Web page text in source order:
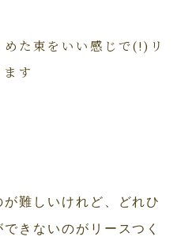
た束をいい感じで(!)リ
す
難しいけれど、どれひ
きないのがリースつく